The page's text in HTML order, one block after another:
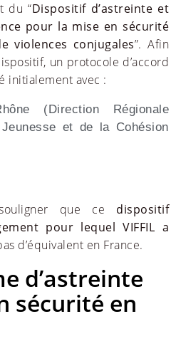
du “Dispositif d’astreinte et
pour la mise en sécurité
violences conjugales”. Afin
un protocole d’accord
initialement avec :
(Direction Régionale
et de la Cohésion
que ce dispositif
pour lequel VIFFIL a
d’équivalent en France.
d’astreinte
sécurité en